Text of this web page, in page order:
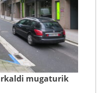
mugaturik